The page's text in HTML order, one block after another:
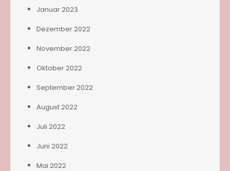
Januar 2023
Dezember 2022
November 2022
Oktober 2022
September 2022
August 2022
Juli 2022
Juni 2022
Mai 2022